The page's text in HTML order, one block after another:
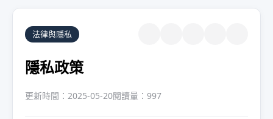
法律與隱私
隱私政策
更新時間：2025-05-20閱讀量：997